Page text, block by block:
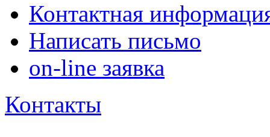
Контактная
Написать письмо
on-line заявка
Контакты